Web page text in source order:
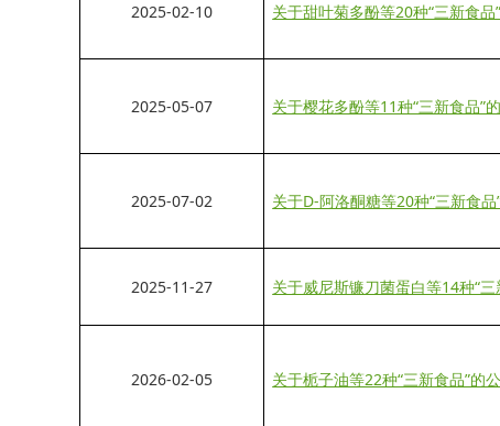
2025-02-10 关于甜叶菊多酚等20种“三新食品
2025-05-07 关于樱花多酚等11种“三新食品”
2025-07-02 关于D-阿洛酮糖等20种“三新食品
2025-11-27 关于威尼斯镰刀菌蛋白等14种“三
2026-02-05 关于栀子油等22种“三新食品”的